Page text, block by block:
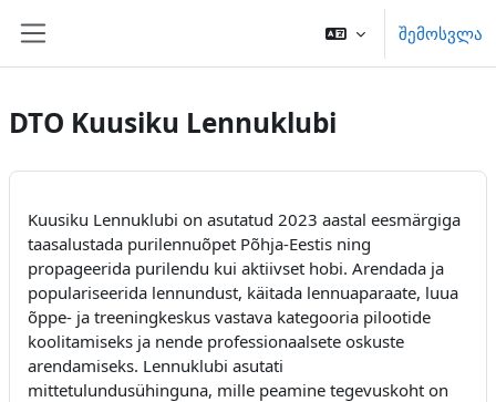
შემოსვლა
DTO Kuusiku Lennuklubi
Kuusiku Lennuklubi on asutatud 2023 aastal eesmärgiga
taasalustada purilennuõpet Põhja-Eestis ning
propageerida purilendu kui aktiivset hobi. Arendada ja
populariseerida lennundust, käitada lennuaparaate, luua
õppe- ja treeningkeskus vastava kategooria pilootide
koolitamiseks ja nende professionaalsete oskuste
arendamiseks. Lennuklubi asutati
mittetulundusühinguna, mille peamine tegevuskoht on